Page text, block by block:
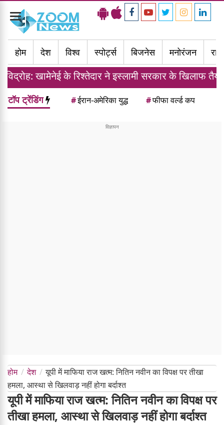
Toggle
navigation
होम
देश विश्व स्पोर्ट्स बिजनेस मनोरंजन
के रिश्तेदार ने इस्लामी सरकार के खिलाफ तैयार की फौज
टॉप ट्रेंडिंग #ईरान-अमेरिका युद्ध #फीफा वर्ल्ड कप
होम देश
यूपी में माफिया राज खत्म: नितिन नवीन का विपक्ष पर तीखा
हमला, आस्था से खिलवाड़ नहीं होगा बर्दाश्त
यूपी में माफिया राज खत्म: नितिन नवीन का विपक्ष पर
तीखा हमला, आस्था से खिलवाड़ नहीं होगा बर्दाश्त